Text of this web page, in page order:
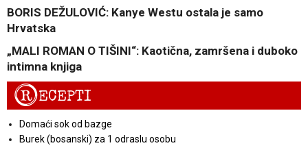
BORIS DEŽULOVIĆ: Kanye Westu ostala je samo
Hrvatska
„MALI ROMAN O TIŠINI“: Kaotična, zamršena i duboko
intimna knjiga
RECEPTI
Domaći sok od bazge
Burek (bosanski) za 1 odraslu osobu